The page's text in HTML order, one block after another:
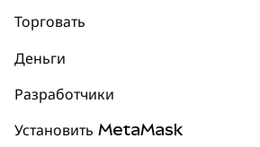
Торговать
Прогнозы
Перпы НОВИНКА
Деньги
mUSD
Разработчики
Установить MetaMask